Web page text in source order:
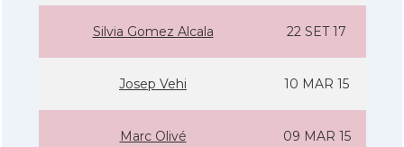
Silvia Gomez Alcala 22 SET 17
Josep Vehi 10 MAR 15
Marc Olivé 09 MAR 15